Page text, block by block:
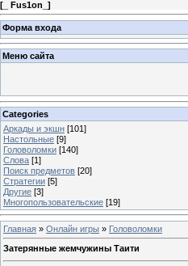
[ _ Fus1on_ ]
Форма входа
Меню сайта
Categories
Аркады и экшн [101]
Настольные [9]
Головоломки [140]
Слова [1]
Поиск предметов [20]
Стратегии [5]
Другие [3]
Многопользовательские [19]
Главная » Онлайн игры » Головоломки
Затерянные жемчужины Таити